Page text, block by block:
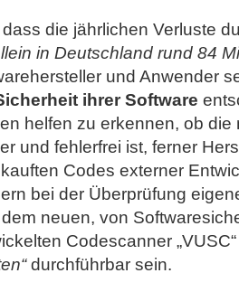
die jährlichen Verluste
in Deutschland rund 84
und Anwender
ihrer Software
helfen zu erkennen, ob die
und fehlerfrei ist, ferner
Codes externer
bei der Überprüfung
neuen, von
Codescanner
durchführbar sein.